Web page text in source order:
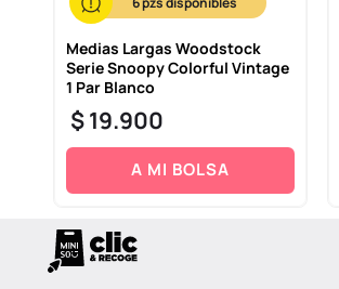
Medias Largas Woodstock
Serie Snoopy Colorful Vintage
1 Par Blanco
$19.900
A MI BOLSA